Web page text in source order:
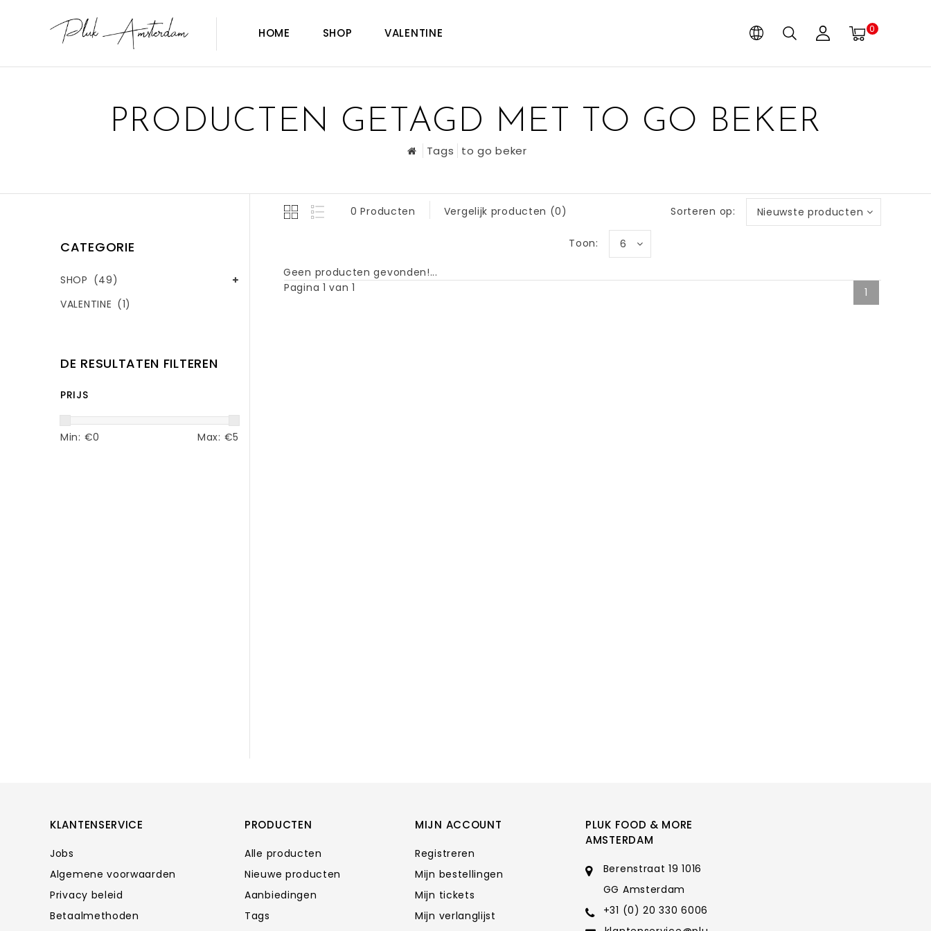
HOME SHOP VALENTINE 0
PRODUCTEN GETAGD MET TO GO BEKER
Tags to go beker
CATEGORIE
SHOP (49)
VALENTINE (1)
DE RESULTATEN FILTEREN
PRIJS
Min: €0 Max: €5
0 Producten Vergelijk producten (0) Sorteren op: Nieuwste producten
Toon: 6
Geen producten gevonden!...
Pagina 1 van 1
1
KLANTENSERVICE
Jobs
Algemene voorwaarden
Privacy beleid
Betaalmethoden
PRODUCTEN
Alle producten
Nieuwe producten
Aanbiedingen
Tags
MIJN ACCOUNT
Registreren
Mijn bestellingen
Mijn tickets
Mijn verlanglijst
PLUK FOOD & MORE
AMSTERDAM
Berenstraat 19 1016
GG Amsterdam
+31 (0) 20 330 6006